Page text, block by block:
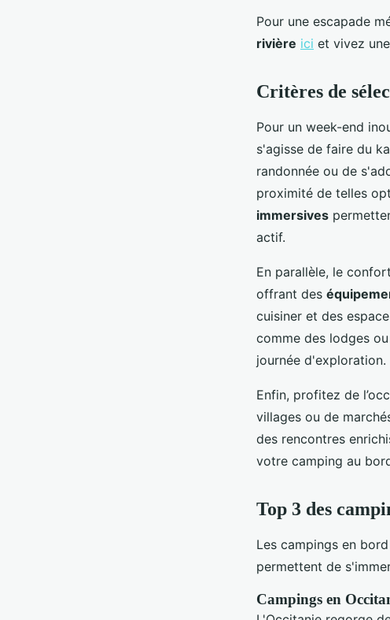
Pour une escapade
rivière ici et vivez
Critères de
Pour un week-end
s'agisse de faire du
randonnée ou de
proximité de telles
immersives
actif.
En parallèle, le
offrant des
cuisiner et des
comme des lodges
journée d'exploration.
Enfin, profitez de
villages ou de
des rencontres
votre camping au
Top 3 des
Les campings en
permettent de
Campings en